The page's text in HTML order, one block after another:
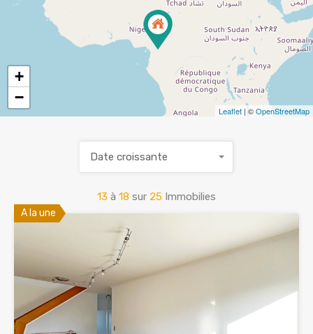
+
−
Leaflet | ©OpenStreetMap
13 à 18 sur 25 Immobilies
Date croissante
A la une